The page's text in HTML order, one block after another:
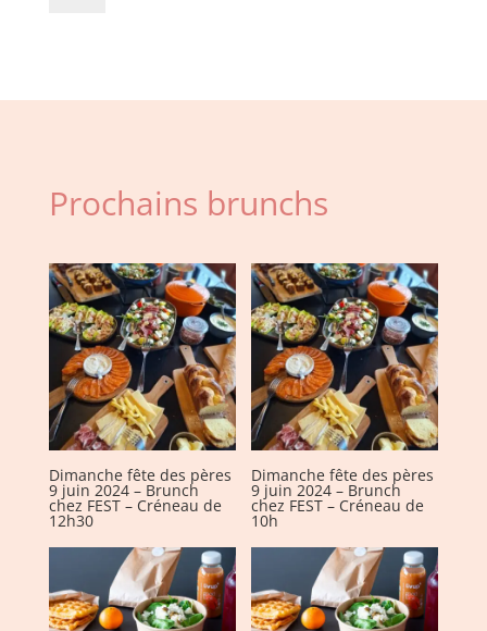
-
Brunch
FEST
-
Créneau
de
12h30
Prochains brunchs
Dimanche fête des pères
9 juin 2024 – Brunch
chez FEST – Créneau de
12h30
Dimanche fête des pères
9 juin 2024 – Brunch
chez FEST – Créneau de
10h